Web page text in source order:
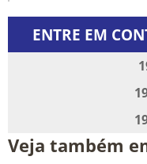
COMPRA DE SUCATA DE
COMPRA DE SUCATA DE
COMPRA DE SUCATA
COMPRA E VENDA DE SUCATA
ENTRE EM
Veja também